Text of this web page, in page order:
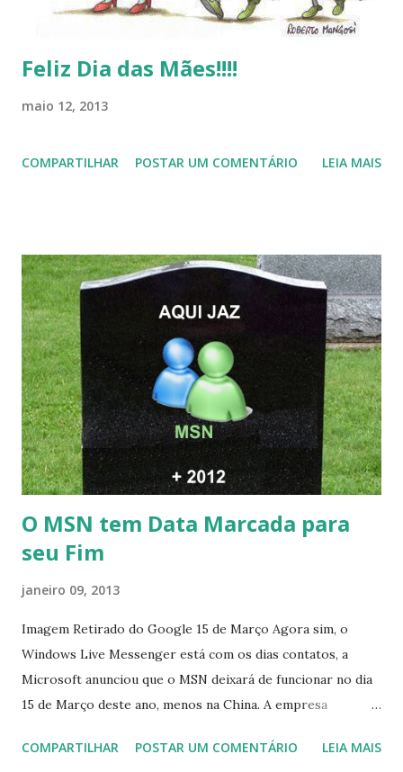
Feliz Dia das Mães!!!!
maio 12, 2013
COMPARTILHAR POSTAR UM COMENTÁRIO LEIA MAIS
O MSN tem Data Marcada para
seu Fim
janeiro 09, 2013
Imagem Retirado do Google 15 de Março Agora sim, o
Windows Live Messenger está com os dias contatos, a
Microsoft anunciou que o MSN deixará de funcionar no dia
15 de Março deste ano, menos na China. A empresa
integrado com o serviço do MSN, segundo a empresa, os
COMPARTILHAR POSTAR UM COMENTÁRIO LEIA MAIS